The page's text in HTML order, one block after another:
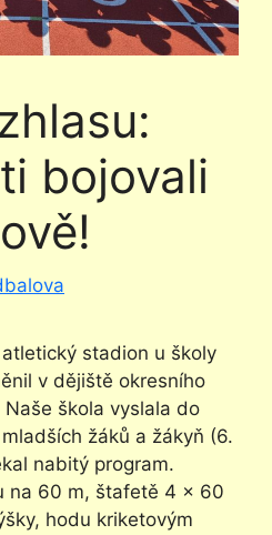
bojovali
stadion u školy
v dějiště okresního
škola vyslala do
žáků a žákyň (6.
nabitý program.
na 60 m, štafetě 4 x 60
hodu kriketovým